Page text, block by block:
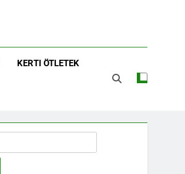
KERTI ÖTLETEK